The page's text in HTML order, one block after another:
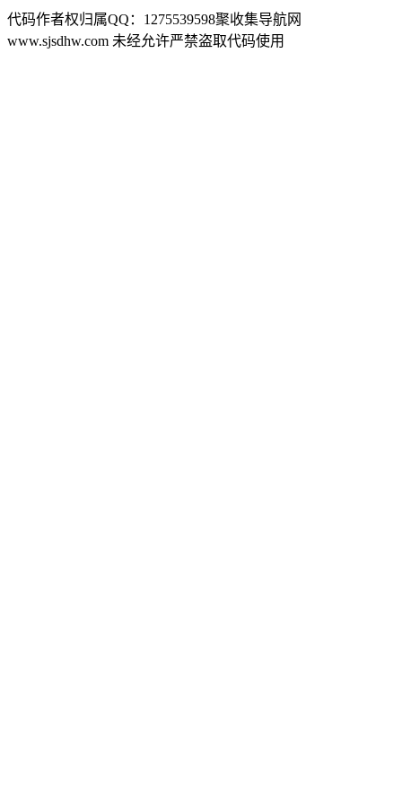
代码作者权归属QQ：1275539598聚收集导航网
www.sjsdhw.com 未经允许严禁盗取代码使用